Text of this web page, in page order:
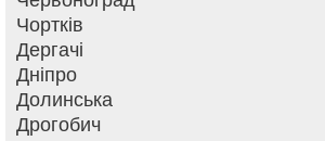
Чортків
Дергачі
Дніпро
Долинська
Дрогобич